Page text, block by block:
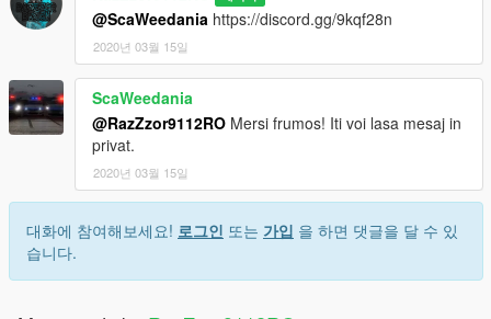
@ScaWeedania https://discord.gg/9kqf28n
2020년 03월 15일
ScaWeedania
@RazZzor9112RO Mersi frumos! Iti voi lasa mesaj in
privat.
2020년 03월 15일
대화에 참여해보세요! 로그인 또는 가입 을 하면 댓글을 달 수 있
습니다.